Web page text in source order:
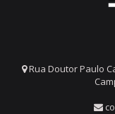
Rua Doutor Paulo